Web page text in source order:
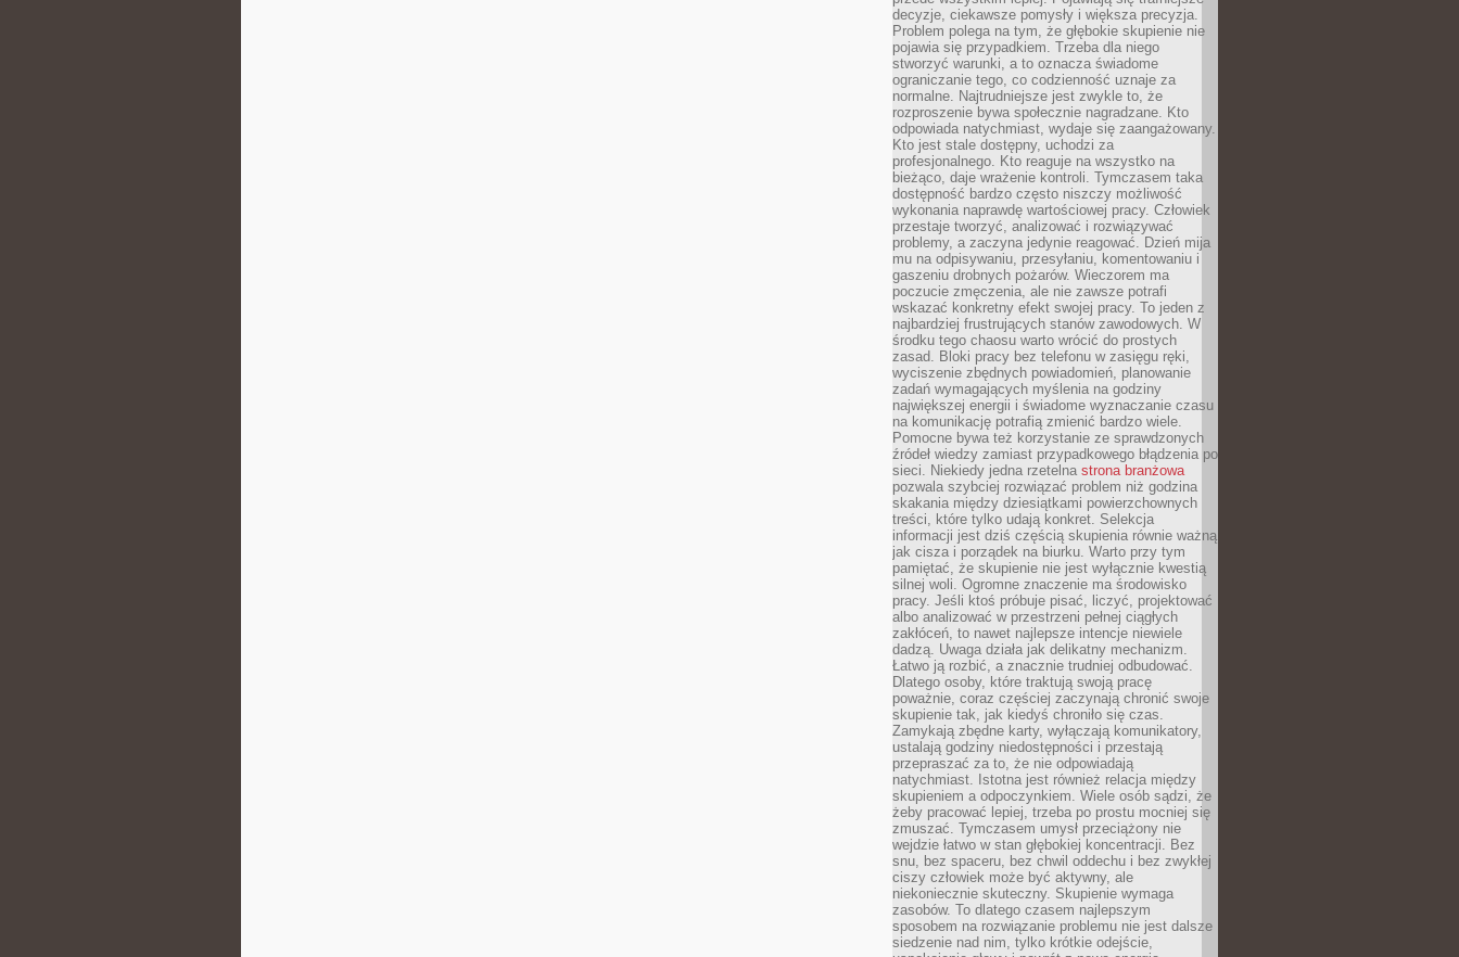
decyzje, ciekawsze pomysły i większa precyzja.
Problem polega na tym, że głębokie skupienie nie
pojawia się przypadkiem. Trzeba dla niego
stworzyć warunki, a to oznacza świadome
ograniczanie tego, co codzienność uznaje za
normalne. Najtrudniejsze jest zwykle to, że
rozproszenie bywa społecznie nagradzane. Kto
odpowiada natychmiast, wydaje się zaangażowany.
Kto jest stale dostępny, uchodzi za
profesjonalnego. Kto reaguje na wszystko na
bieżąco, daje wrażenie kontroli. Tymczasem taka
dostępność bardzo często niszczy możliwość
wykonania naprawdę wartościowej pracy. Człowiek
przestaje tworzyć, analizować i rozwiązywać
problemy, a zaczyna jedynie reagować. Dzień mija
mu na odpisywaniu, przesyłaniu, komentowaniu i
gaszeniu drobnych pożarów. Wieczorem ma
poczucie zmęczenia, ale nie zawsze potrafi
wskazać konkretny efekt swojej pracy. To jeden z
najbardziej frustrujących stanów zawodowych. W
środku tego chaosu warto wrócić do prostych
zasad. Bloki pracy bez telefonu w zasięgu ręki,
wyciszenie zbędnych powiadomień, planowanie
zadań wymagających myślenia na godziny
największej energii i świadome wyznaczanie czasu
na komunikację potrafią zmienić bardzo wiele.
Pomocne bywa też korzystanie ze sprawdzonych
źródeł wiedzy zamiast przypadkowego błądzenia po
sieci. Niekiedy jedna rzetelna strona branżowa
pozwala szybciej rozwiązać problem niż godzina
skakania między dziesiątkami powierzchownych
treści, które tylko udają konkret. Selekcja
informacji jest dziś częścią skupienia równie ważną
jak cisza i porządek na biurku. Warto przy tym
pamiętać, że skupienie nie jest wyłącznie kwestią
silnej woli. Ogromne znaczenie ma środowisko
pracy. Jeśli ktoś próbuje pisać, liczyć, projektować
albo analizować w przestrzeni pełnej ciągłych
zakłóceń, to nawet najlepsze intencje niewiele
dadzą. Uwaga działa jak delikatny mechanizm.
Łatwo ją rozbić, a znacznie trudniej odbudować.
Dlatego osoby, które traktują swoją pracę
poważnie, coraz częściej zaczynają chronić swoje
skupienie tak, jak kiedyś chroniło się czas.
Zamykają zbędne karty, wyłączają komunikatory,
ustalają godziny niedostępności i przestają
przepraszać za to, że nie odpowiadają
natychmiast. Istotna jest również relacja między
skupieniem a odpoczynkiem. Wiele osób sądzi, że
żeby pracować lepiej, trzeba po prostu mocniej się
zmuszać. Tymczasem umysł przeciążony nie
wejdzie łatwo w stan głębokiej koncentracji. Bez
snu, bez spaceru, bez chwil oddechu i bez zwykłej
ciszy człowiek może być aktywny, ale
niekoniecznie skuteczny. Skupienie wymaga
zasobów. To dlatego czasem najlepszym
sposobem na rozwiązanie problemu nie jest dalsze
siedzenie nad nim, tylko krótkie odejście,